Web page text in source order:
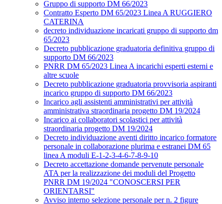
Gruppo di supporto DM 66/2023
Contratto Esperto DM 65/2023 Linea A RUGGIERO
CATERINA
decreto individuazione incaricati gruppo di supporto dm
65/2023
Decreto pubblicazione graduatoria definitiva gruppo di
supporto DM 66/2023
PNRR DM 65/2023 Linea A incarichi esperti esterni e
altre scuole
Decreto pubblicazione graduatoria provvisoria aspiranti
incarico gruppo di supporto DM 66/2023
Incarico agli assistenti amministrativi per attività
amministrativa straordinaria progetto DM 19/2024
Incarico ai collaboratori scolastici per attività
straordinaria progetto DM 19/2024
Decreto individuazione aventi diritto incarico formatore
personale in collaborazione plurima e estranei DM 65
linea A moduli E-1-2-3-4-6-7-8-9-10
Decreto accettazione domande pervenute personale
ATA per la realizzazione dei moduli del Progetto
PNRR DM 19/2024 "CONOSCERSI PER
ORIENTARSI"
Avviso interno selezione personale per n. 2 figure